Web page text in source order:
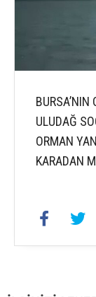
ULUDAĞ
ORMAN
KARADAN